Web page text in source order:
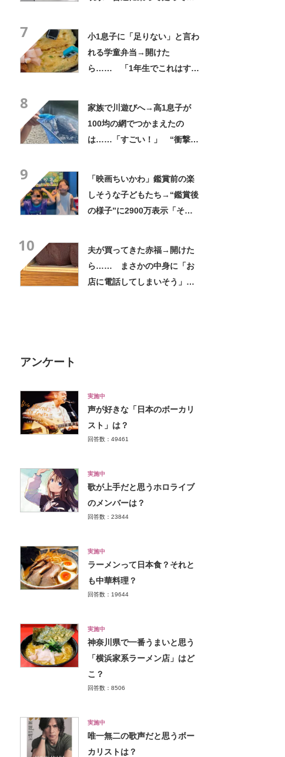
7
小1息子に「足りない」と言わ
れる学童弁当→開けた
ら…… 「1年生でこれはすご
8
家族で川遊びへ→高1息子が
100均の網でつかまえたの
は……「すごい！」 “衝撃の
9
「映画ちいかわ」鑑賞前の楽
しそうな子どもたち→“鑑賞後
の様子”に2900万表示「そう
10
夫が買ってきた赤福→開けた
ら…… まさかの中身に「お
店に電話してしまいそう」
アンケート
実施中
声が好きな「日本のボーカリ
スト」は？
回答数：49461
実施中
歌が上手だと思うホロライブ
のメンバーは？
回答数：23844
実施中
ラーメンって日本食？それと
も中華料理？
回答数：19644
実施中
神奈川県で一番うまいと思う
「横浜家系ラーメン店」はど
こ？
回答数：8506
実施中
唯一無二の歌声だと思うボー
カリストは？